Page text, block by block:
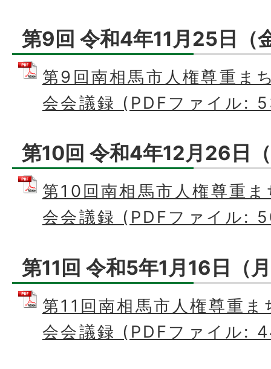
第9回 令和4年11月25日（
第9回南相馬市人権尊重ま
会会議録 (PDFファイル:
第10回 令和4年12月26日
第10回南相馬市人権尊重
会会議録 (PDFファイル:
第11回 令和5年1月16日（
第11回南相馬市人権尊重
会会議録 (PDFファイル: